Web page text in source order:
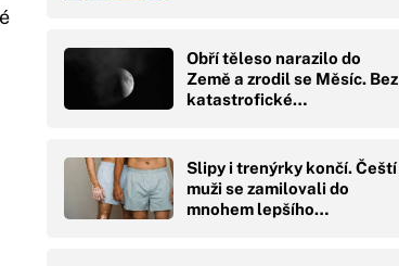
Obří těleso narazilo do
Země a zrodil se Měsíc. Bez
katastrofické…
Slipy i trenýrky končí. Čeští
muži se zamilovali do
mnohem lepšího…